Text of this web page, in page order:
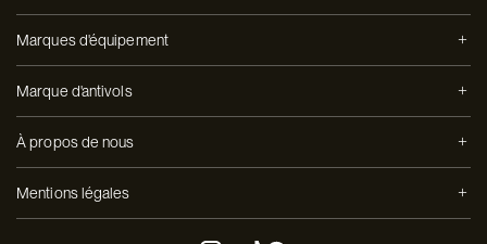
Marques d'équipement
Marque d'antivols
À propos de nous
Mentions légales